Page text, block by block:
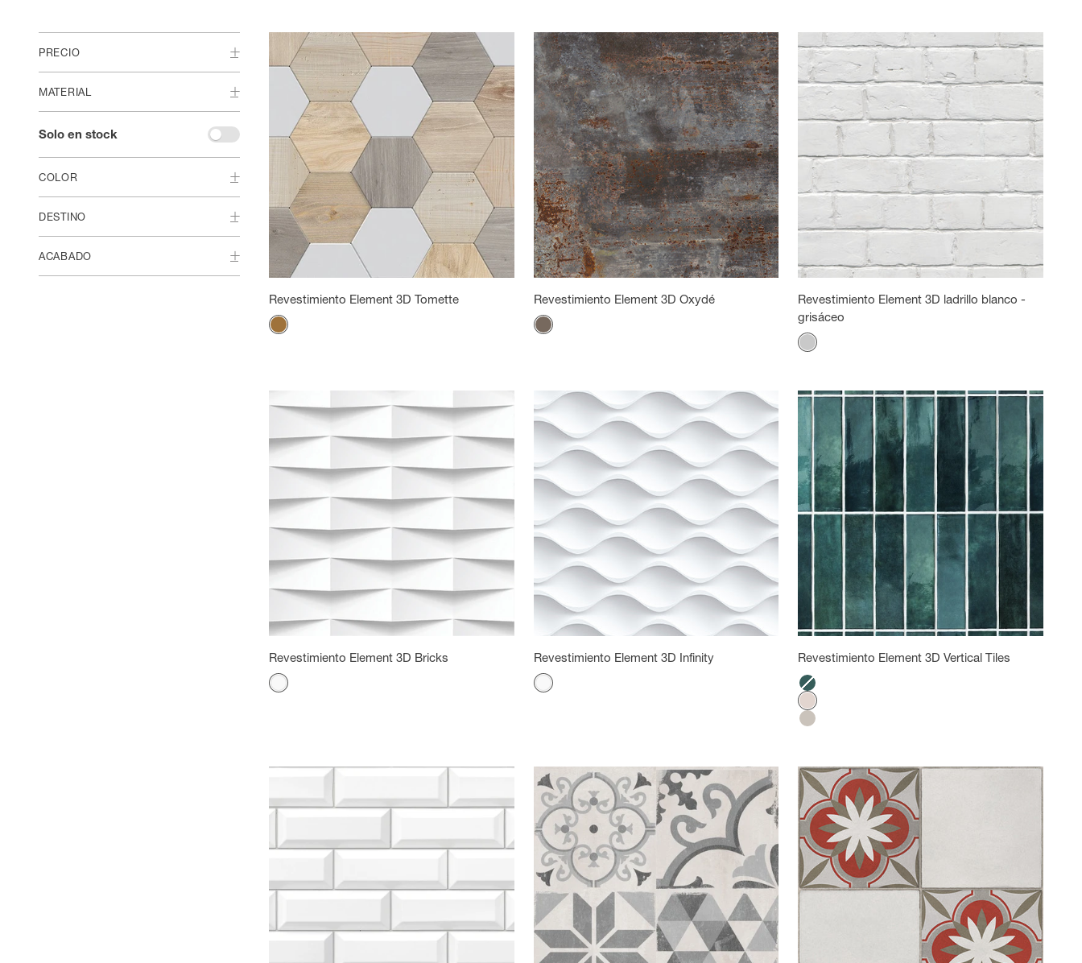
PRECIO
MATERIAL
Solo en stock
COLOR
DESTINO
ACABADO
Revestimiento Element 3D Tomette
Color
Madera natural
Revestimiento Element 3D Oxydé
Color
Oxidado
Revestimiento Element 3D ladrillo blanco -
grisáceo
Color
Embriagado
Revestimiento Element 3D Bricks
Color
Blanco
Revestimiento Element 3D Infinity
Color
Blanco
Revestimiento Element 3D Vertical Tiles
Color
Laguna
Azulejos rosas
Azulejos Greige